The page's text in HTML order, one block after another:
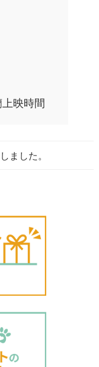
映時間
ました。